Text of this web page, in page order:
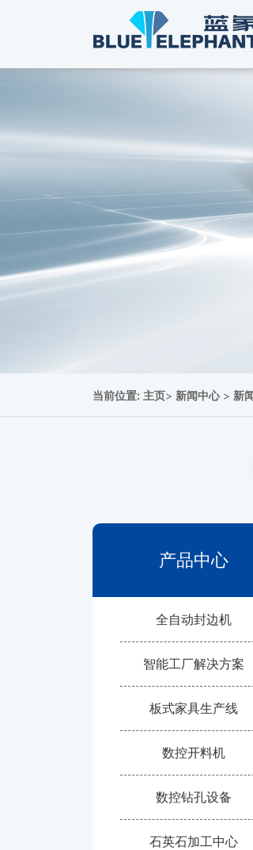
当前位置: 主页> 新闻中心> 新
产品中心
全自动封边机
智能工厂解决方案
板式家具生产线
数控开料机
数控钻孔设备
石英石加工中心